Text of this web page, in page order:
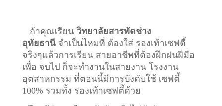
ถ้าคุณเรียน วิทยาลัยสารพัดช่าง
อุทัยธานีจำเป็นไหมที่ ต้องใส่ รองเท้าเซฟตี้
จริงๆแล้วการเรียน สายอาชีพที่ต้องฝึกฝนฝีมือ
เพื่อ จบไป ก็จะทำงานในสายงาน โรงงาน
อุตสาหกรรม ที่ตอนนี้มีการบังคับใช้ เซฟตี้
100% รวมทั้ง รองเท้าเซฟตี้ด้วย